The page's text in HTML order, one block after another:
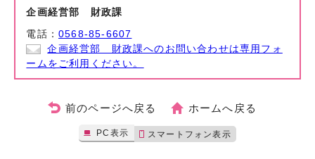
企画経営部 財政課
電話：0568-85-6607
企画経営部 財政課へのお問い合わせは専用フォ
ームをご利用ください。
前のページへ戻る ホームへ戻る
PC表示 スマートフォン表示